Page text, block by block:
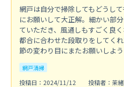
網戸は自分で掃除してもどうし
にお願いして大正解。細かい部
ていただき、風通しもすごく良
都合に合わせた段取りをしてく
節の変わり目にまたお願いしよう
網戸清掃
投稿日：2024/11/12
投稿者：茉緒